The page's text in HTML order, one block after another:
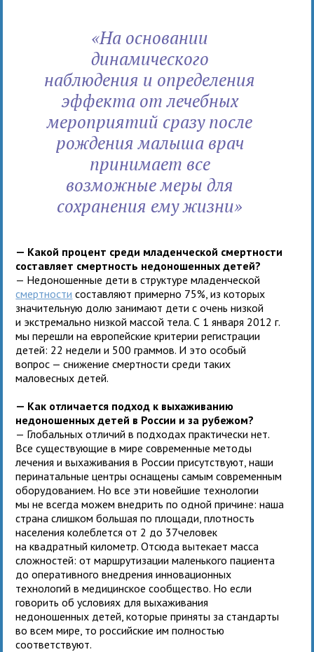
«На основании
динамического
наблюдения и определения
эффекта от лечебных
мероприятий сразу после
рождения малыша врач
принимает все
возможные меры для
сохранения ему жизни»
— Какой процент среди младенческой смертности
составляет смертность недоношенных детей?
— Недоношенные дети в структуре младенческой
смертности составляют примерно 75%, из которых
значительную долю занимают дети с очень низкой
и экстремально низкой массой тела. С 1 января 2012 г.
мы перешли на европейские критерии регистрации
детей: 22 недели и 500 граммов. И это особый
вопрос — снижение смертности среди таких
маловесных детей.
— Как отличается подход к выхаживанию
недоношенных детей в России и за рубежом?
— Глобальных отличий в подходах практически нет.
Все существующие в мире современные методы
лечения и выхаживания в России присутствуют, наши
перинатальные центры оснащены самым современным
оборудованием. Но все эти новейшие технологии
мы не всегда можем внедрить по одной причине: наша
страна слишком большая по площади, плотность
населения колеблется от 2 до 37человек
на квадратный километр. Отсюда вытекает масса
сложностей: от маршрутизации маленького пациента
до оперативного внедрения инновационных
технологий в медицинское сообщество. Но если
говорить об условиях для выхаживания
недоношенных детей, которые приняты за стандарты
во всем мире, то российские им полностью
соответствуют.